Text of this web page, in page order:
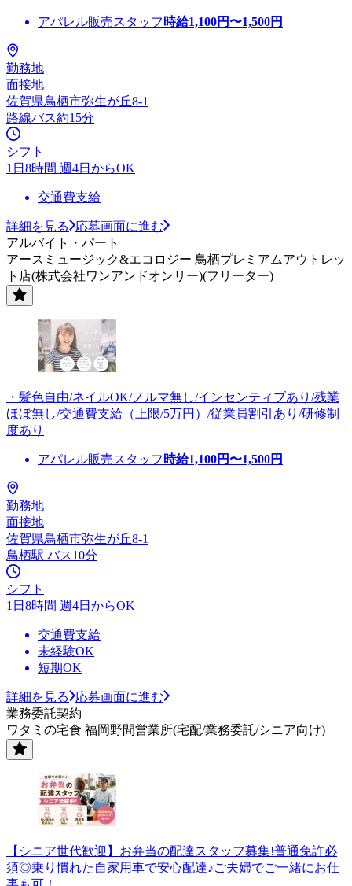
アパレル販売スタッフ 時給1,100円〜1,500円
勤務地
面接地
佐賀県鳥栖市弥生が丘8-1
路線バス約15分
シフト
1日8時間 週4日からOK
交通費支給
詳細を見る
応募画面に進む
アルバイト・パート
アースミュージック&エコロジー 鳥栖プレミアムアウトレッ
ト店(株式会社ワンアンドオンリー)(フリーター)
・髪色自由/ネイルOK/ノルマ無し/インセンティブあり/残業
ほぼ無し/交通費支給（上限/5万円）/従業員割引あり/研修制
度あり
アパレル販売スタッフ 時給1,100円〜1,500円
勤務地
面接地
佐賀県鳥栖市弥生が丘8-1
鳥栖駅 バス10分
シフト
1日8時間 週4日からOK
交通費支給
未経験OK
短期OK
詳細を見る
応募画面に進む
業務委託契約
ワタミの宅食 福岡野間営業所(宅配/業務委託/シニア向け)
【シニア世代歓迎】お弁当の配達スタッフ募集!普通免許必
須◎乗り慣れた自家用車で安心配達♪ご夫婦でご一緒にお仕